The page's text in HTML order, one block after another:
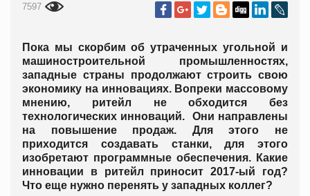
7597
Пока мы скорбим об утраченных угольной и
машиностроительной промышленностях,
западные страны продолжают строить свою
экономику на инновациях. Вопреки массовому
мнению, ритейл не обходится без
технологических инноваций. Они направлены
на повышение продаж. Для этого не
приходится создавать станки, для этого
изобретают программные обеспечения. Какие
инновации в ритейл приносит 2017-ый год?
Что еще нужно перенять у западных коллег?